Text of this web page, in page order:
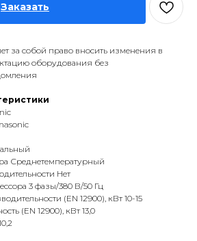
Заказать
за собой право вносить изменения в
оборудования без
Среднетемпературный
Нет
3 фазы/380 В/50 Гц
(EN 12900), кВт 10-15
(EN 12900), кВт 13,0